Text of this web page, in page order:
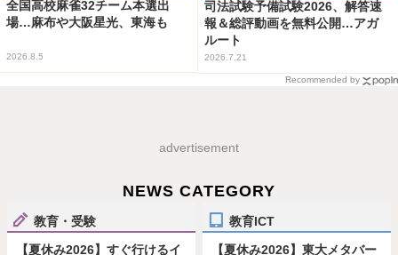
全国高校麻雀32チーム本選出
場…麻布や大阪星光、東海も
2026.8.5
司法試験予備試験2026、解答速
報＆総評動画を無料公開…アガ
ルート
2026.7.21
Recommended by
advertisement
NEWS CATEGORY
教育・受験
【夏休み2026】すぐ行けるイ
教育ICT
【夏休み2026】東大メタバー